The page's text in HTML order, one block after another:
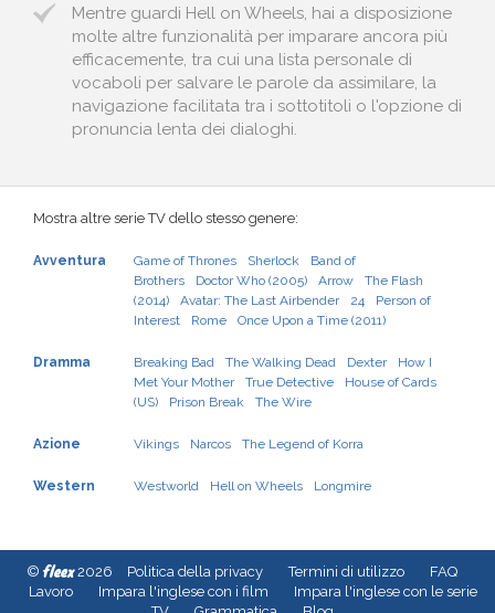
Mentre guardi Hell on Wheels, hai a disposizione
molte altre funzionalità per imparare ancora più
efficacemente, tra cui una lista personale di
vocaboli per salvare le parole da assimilare, la
navigazione facilitata tra i sottotitoli o l'opzione di
pronuncia lenta dei dialoghi.
Mostra altre serie TV dello stesso genere:
Avventura Game of Thrones Sherlock
Band of
Brothers
Doctor Who (2005) Arrow
The Flash
(2014)
Avatar: The Last Airbender 24
Person of
Interest
Rome Once Upon a Time (2011)
Dramma Breaking Bad The Walking Dead Dexter
How I
Met Your Mother
True Detective
House of Cards
(US)
Prison Break The Wire
Azione Vikings Narcos The Legend of Korra
Western Westworld Hell on Wheels Longmire
© fleex2026 Politica della privacy Termini di utilizzo
FAQ
Lavoro
Impara l'inglese con i film
Impara l'inglese con le serie